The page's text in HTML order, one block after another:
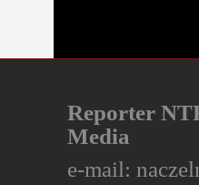
Reporter
Media
e-mail: